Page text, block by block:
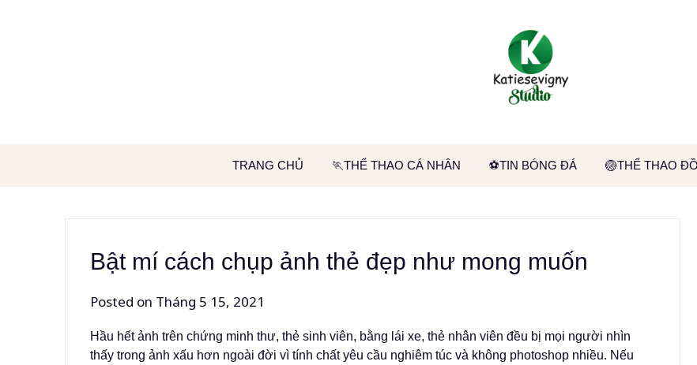
TRANG CHỦ 🏃THỂ THAO CÁ NHÂN ⚽TIN BÓNG ĐÁ 🏐THỂ THAO
Bật mí cách chụp ảnh thẻ đẹp như mong muốn
Posted on Tháng 5 15, 2021
Hầu hết ảnh trên chứng minh thư, thẻ sinh viên, bằng lái xe, thẻ nhân viên đều bị mọi người nhìn
thấy trong ảnh xấu hơn ngoài đời vì tính chất yêu cầu nghiêm túc và không photoshop nhiều. Nếu